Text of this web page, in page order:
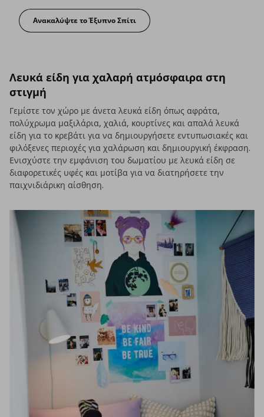
Αξεσουάρ τεχνολογίας και λειτουργικότητα σε
Ανακαλύψτε το Έξυπνο Σπίτι
Λευκά είδη για χαλαρή ατμόσφαιρα στη
στιγμή
Γεμίστε τον χώρο με άνετα λευκά είδη όπως αφράτα,
πολύχρωμα μαξιλάρια, χαλιά, κουρτίνες και απαλά λευκά
είδη για το κρεβάτι για να δημιουργήσετε εντυπωσιακές και
φιλόξενες περιοχές για χαλάρωση και δημιουργική έκφραση.
Ενισχύστε την εμφάνιση του δωματίου με λευκά είδη σε
διαφορετικές υφές και μοτίβα για να διατηρήσετε την
παιχνιδιάρικη αίσθηση.